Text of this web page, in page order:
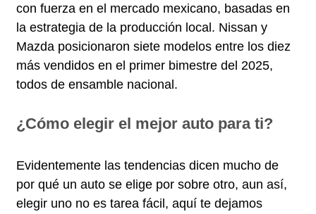
con fuerza en el mercado mexicano, basadas en
la estrategia de la producción local. Nissan y
Mazda posicionaron siete modelos entre los diez
más vendidos en el primer bimestre del 2025,
todos de ensamble nacional.
¿Cómo elegir el mejor auto para ti?
Evidentemente las tendencias dicen mucho de
por qué un auto se elige por sobre otro, aun así,
elegir uno no es tarea fácil, aquí te dejamos